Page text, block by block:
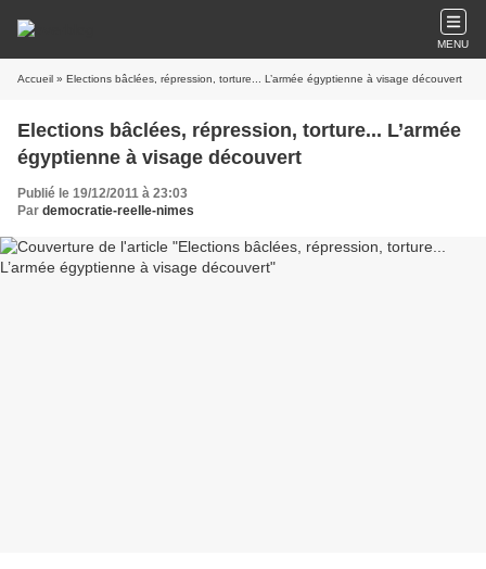
MENU
Accueil » Elections bâclées, répression, torture... L’armée égyptienne à visage découvert
Elections bâclées, répression, torture... L’armée
égyptienne à visage découvert
Publié le 19/12/2011 à 23:03
Par democratie-reelle-nimes